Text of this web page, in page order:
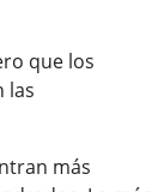
que los
las
más